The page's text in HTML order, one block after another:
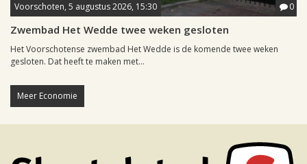
Voorschoten, 5 augustus 2026, 15:30 0
Zwembad Het Wedde twee weken gesloten
Het Voorschotense zwembad Het Wedde is de komende twee weken
gesloten. Dat heeft te maken met...
Meer Economie